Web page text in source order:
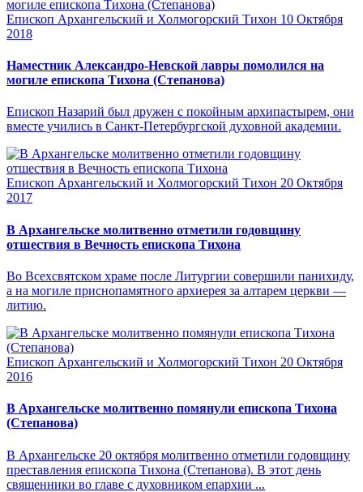
Епископ Архангельский и Холмогорский Тихон 10 Октября
2018
Наместник Александро-Невской лавры помолился на
могиле епископа Тихона (Степанова)
Епископ Назарий был дружен с покойным архипастырем, они
вместе учились в Санкт-Петербургской духовной академии.
Епископ Архангельский и Холмогорский Тихон 20 Октября
2017
В Архангельске молитвенно отметили годовщину
отшествия в Вечность епископа Тихона
Во Всехсвятском храме после Литургии совершили панихиду,
а на могиле приснопамятного архиерея за алтарем церкви —
литию.
Епископ Архангельский и Холмогорский Тихон 20 Октября
2016
В Архангельске молитвенно помянули епископа Тихона
(Степанова)
В Архангельске 20 октября молитвенно отметили годовщину
преставления епископа Тихона (Степанова). В этот день
священники во главе с духовником епархии ...